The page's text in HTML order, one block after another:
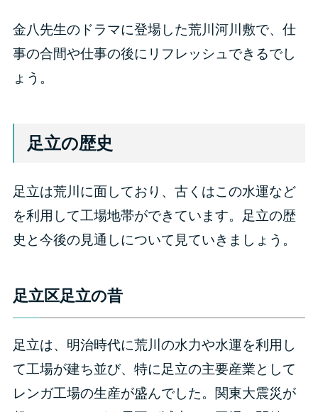
金八先生のドラマに登場した荒川河川敷で、仕
事の合間や仕事の後にリフレッシュできるでし
ょう。
足立の歴史
足立は荒川に面しており、古くはこの水運など
を利用して工場地帯ができています。足立の歴
史と今後の見通しについて見ていきましょう。
足立区足立の昔
足立は、明治時代に荒川の水力や水運を利用し
て工場が建ち並び、特に足立の主要産業として
レンガ工場の生産が盛んでした。関東大震災が